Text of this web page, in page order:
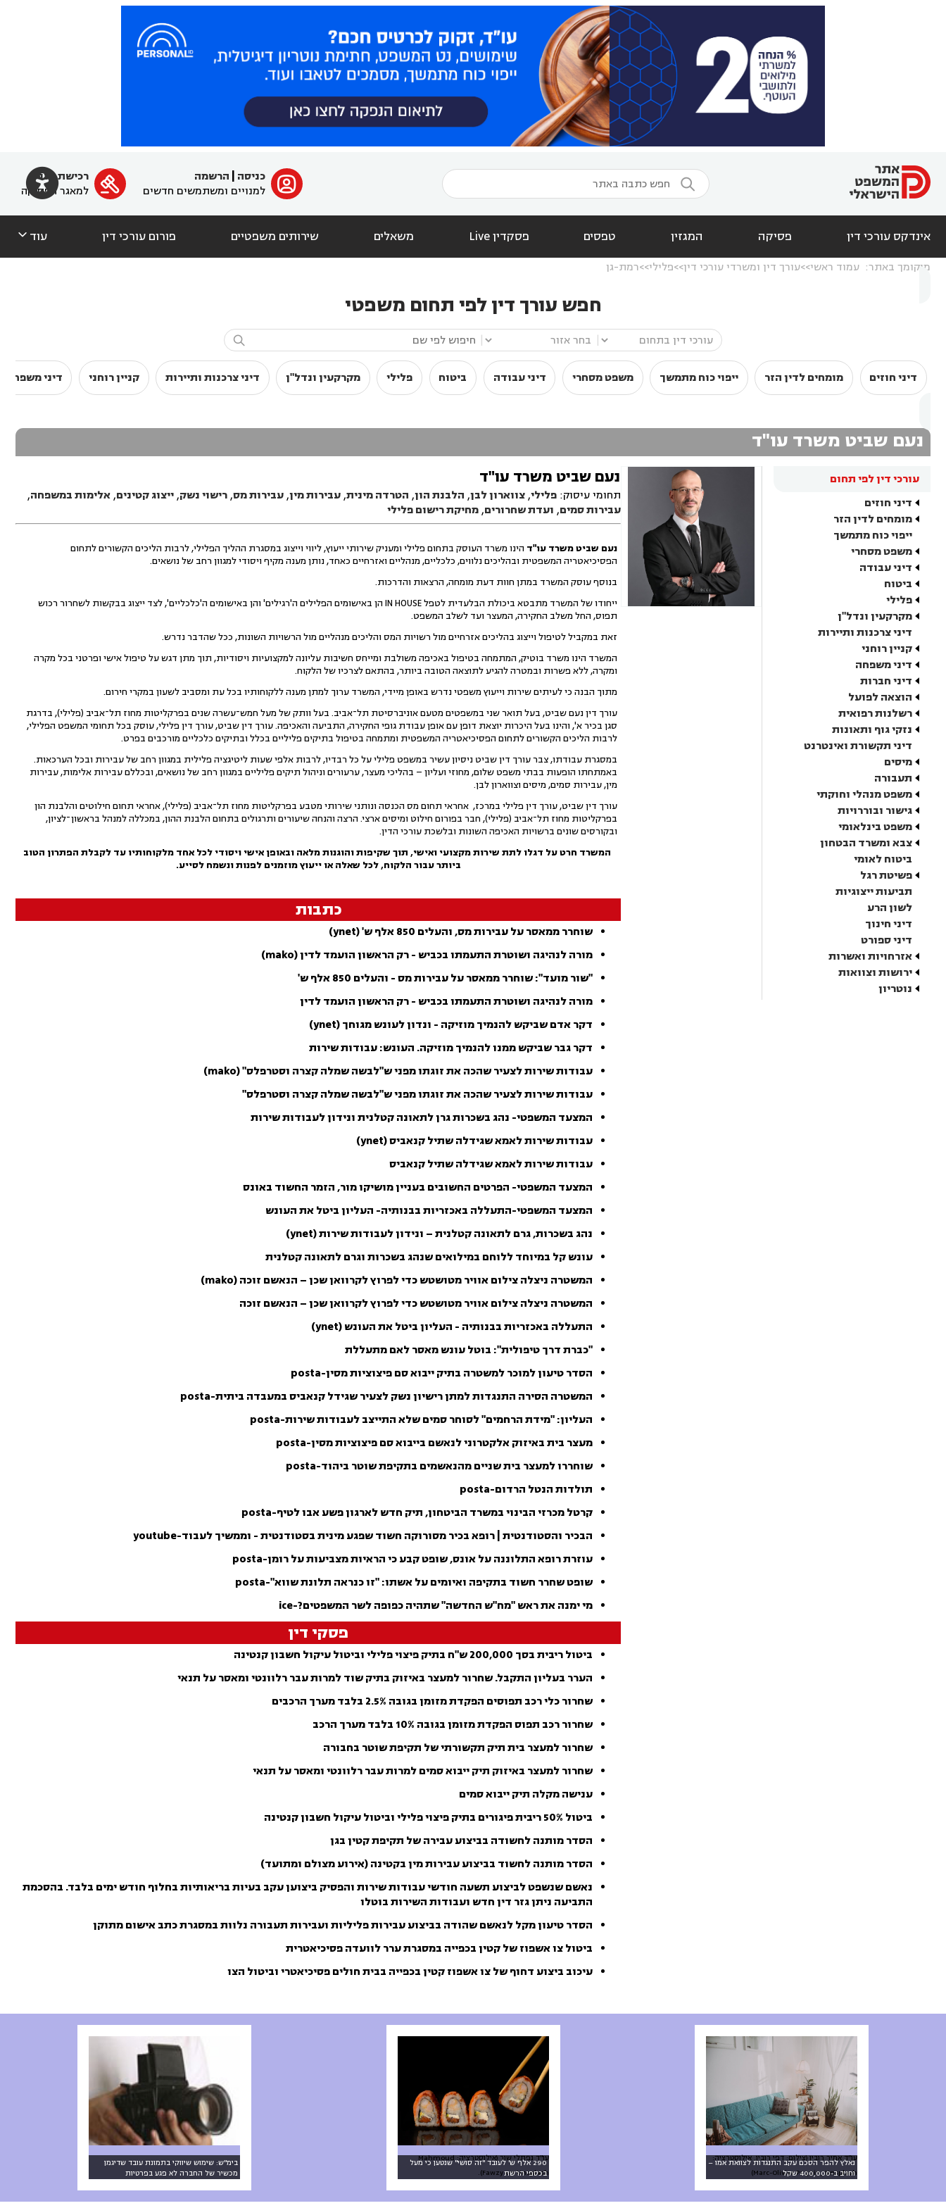
  ﱐ כניסה
הרשמה
למנויים ומשתמשים חדשים

רכישת מנוי
למאגר הפסיקה
אינדקס עורכי דין פסיקה המגזין טפסים פסקדין Live משאלים שירותים משפטיים פורום עורכי דין עוד 
מיקומך באתר: עמוד ראשי עורך דין ומשרדי עורכי דין פלילי רמת-גן
חפש עורך דין לפי תחום משפטי

דיני חוזים מומחים לדין הזר ייפוי כוח מתמשך משפט מסחרי דיני עבודה ביטוח פלילי מקרקעין ונדל"ן דיני צרכנות ותיירות קניין רוחני דיני משפחה
נעם שביט משרד עו"ד
עורכי דין לפי תחום
דיני חוזים
מומחים לדין הזר
ייפוי כוח מתמשך
משפט מסחרי
דיני עבודה
ביטוח
פלילי
מקרקעין ונדל"ן
דיני צרכנות ותיירות
קניין רוחני
דיני משפחה
דיני חברות
הוצאה לפועל
רשלנות רפואית
נזקי גוף ותאונות
דיני תקשורת ואינטרנט
מיסים
תעבורה
משפט מנהלי וחוקתי
גישור ובוררויות
משפט בינלאומי
צבא ומשרד הבטחון
ביטוח לאומי
פשיטת רגל
תביעות ייצוגיות
לשון הרע
דיני חינוך
דיני ספורט
אזרחויות ואשרות
ירושות וצוואות
נוטריון
נעם שביט משרד עו"ד
תחומי עיסוק: פלילי,צווארון לבן, הלבנת הון, הטרדה מינית,עבירות מין,עבירות מס,רישוי נשק,ייצוג קטינים,אלימות במשפחה,
עבירות סמים, ועדת שחרורים,מחיקת רישום פלילי
נעם שביט משרד עו"ד הינו משרד העוסק בתחום פלילי ומעניק שירותי ייעוץ, ליווי וייצוג במסגרת ההליך הפלילי, לרבות הליכים הקשורים לתחום
הפסיכיאטריה המשפטית ובהליכים נלווים, כלכליים, מנהליים ואזרחיים כאחד, נותן מענה מקיף ויסודי למגוון רחב של נושאים.
בנוסף עוסק המשרד במתן חוות דעת מומחה, הרצאות והדרכות.
ייחודו של המשרד מתבטא ביכולת הבלעדית לטפל IN HOUSE הן באישומים הפלילים ה'רגילים' והן באישומים ה'כלכליים', לצד ייצוג בבקשות לשחרור רכוש
תפוס, החל משלב החקירה, המעצר ועד לשלב המשפט.
זאת במקביל לטיפול וייצוג בהליכים אזרחיים מול רשויות המס והליכים מנהליים מול הרשויות השונות, ככל שהדבר נדרש.
המשרד הינו משרד בוטיק, המתמחה בטיפול באכיפה משולבת ומייחס חשיבות עליונה למקצועיות ויסודיות, תוך מתן דגש על טיפול אישי ופרטני בכל מקרה
ומקרה, ללא פשרות ובמטרה להגיע לתוצאה הטובה ביותר, בהתאם לצרכיו של הלקוח.
מתוך הבנה כי לעיתים שירות וייעוץ משפטי נדרש באופן מיידי, המשרד ערוך למתן מענה ללקוחותיו בכל עת ומסביב לשעון במקרי חירום.
עורך דין נעם שביט, בעל תואר שני במשפטים מטעם אוניברסיטת תל־אביב. בעל וותק של מעל חמש־עשרה שנים בפרקליטות מחוז תל־אביב (פלילי), בדרגת
סגן בכיר א', והינו בעל היכרות יוצאת דופן עם אופן עבודת גופי החקירה, התביעה והאכיפה. עורך דין שביט, עורך דין פלילי, עוסק בכל תחומי המשפט הפלילי,
לרבות הליכים הקשורים לתחום הפסיכיאטריה המשפטית ומתמחה בטיפול בתיקים פליליים בכלל ובתיקים כלכליים מורכבים בפרט.
במסגרת עבודתו, צבר עורך דין שביט ניסיון עשיר במשפט פלילי על כל רבדיו, לרבות אלפי שעות ליטיגציה פלילית במגוון רחב של עבירות ובכל הערכאות.
באמתחתו הופעות בבתי משפט שלום, מחוזי ועליון – בהליכי מעצר, ערעורים וניהול תיקים פליליים במגוון רחב של נושאים, ובכללם עבירות אלימות, עבירות
מין, עבירות סמים, מיסים וצווארון לבן.
עורך דין שביט, עורך דין פלילי במרכז, אחראי תחום מס הכנסה ונותני שירותי מטבע בפרקליטות מחוז תל־אביב (פלילי), אחראי תחום חילוטים והלבנת הון
בפרקליטות מחוז תל־אביב (פלילי), חבר בפורום חילוט ומיסים ארצי. הרצה והנחה שיעורים ותרגולים בתחום הלבנת ההון, במכללה למנהל בראשון־לציון,
ובקורסים שונים ברשויות האכיפה השונות ובלשכת עורכי הדין.
המשרד חרט על דגלו לתת שירות מקצועי ואישי, תוך שקיפות והוגנות מלאה ובאופן אישי ויסודי לכל אחד מלקוחותיו עד לקבלת הפתרון הטוב
ביותר עבור הלקוח, לכל שאלה או ייעוץ מוזמנים לפנות ונשמח לסייע.
כתבות
שוחרר ממאסר על עבירות מס, והעלים 850 אלף ש' (ynet)
מורה לנהיגה ושוטרת התעמתו בכביש - רק הראשון הועמד לדין (mako)
"שור מועד": שוחרר ממאסר על עבירות מס - והעלים 850 אלף ש'
מורה לנהיגה ושוטרת התעמתו בכביש - רק הראשון הועמד לדין
דקר אדם שביקש להנמיך מוזיקה - ונדון לעונש מגוחך (ynet)
דקר גבר שביקש ממנו להנמיך מוזיקה. העונש: עבודות שירות
עבודות שירות לצעיר שהכה את זוגתו מפני ש"לבשה שמלה קצרה וסטרפלס" (mako)
עבודות שירות לצעיר שהכה את זוגתו מפני ש"לבשה שמלה קצרה וסטרפלס"
המצעד המשפטי- נהג בשכרות גרן לתאונה קטלנית ונידון לעבודות שירות
עבודות שירות לאמא שגידלה שתיל קנאביס (ynet)
עבודות שירות לאמא שגידלה שתיל קנאביס
המצעד המשפטי- הפרטים החשובים בעניין מושיקו מור, הזמר החשוד באונס
המצעד המשפטי-התעללה באכזריות בבנותיה- העליון ביטל את העונש
נהג בשכרות, גרם לתאונה קטלנית – ונידון לעבודות שירות (ynet)
עונש קל במיוחד ללוחם במילואים שנהג בשכרות וגרם לתאונה קטלנית
המשטרה ניצלה צילום אוויר מטושטש כדי לפרוץ לקרוואן שכן – הנאשם זוכה (mako)
המשטרה ניצלה צילום אוויר מטושטש כדי לפרוץ לקרוואן שכן – הנאשם זוכה
התעללה באכזריות בבנותיה - העליון ביטל את העונש (ynet)
"כברת דרך טיפולית": בוטל עונש מאסר לאם מתעללת
הסדר טיעון למוכר למשטרה בתיק ייבוא סם פיצוציות מסין-posta
המשטרה הסירה התנגדות למתן רישיון נשק לצעיר שגידל קנאביס במעבדה ביתית-posta
העליון: "מידת הרחמים" לסוחר סמים שלא התייצב לעבודות שירות-posta
מעצר בית באיזוק אלקטרוני לנאשם בייבוא סם פיצוציות מסין-posta
שוחררו למעצר בית שניים מהנאשמים בתקיפת שוטר ביהוד-posta
תולדות הנטל הרדום-posta
קרטל מכרזי הבינוי במשרד הביטחון, תיק חדש לארגון פשע אבו לטיף-posta
הבכיר והסטודנטית | רופא בכיר מסורוקה חשוד שפגע מינית בסטודנטית - וממשיך לעבוד-youtube
עוזרת רופא התלוננה על אונס, שופט קבע כי הראיות מצביעות על רומן-posta
שופט שחרר חשוד בתקיפה ואיומים על אשתו: "זו כנראה תלונת שווא"-posta
מי ימנה את ראש "מח"ש החדשה" שתהיה כפופה לשר המשפטים?-ice
פסקי דין
ביטול ריבית בסך 200,000 ש"ח בתיק פיצוי פלילי וביטול עיקול חשבון קנטינה
הערר בעליון התקבל. שחרור למעצר באיזוק בתיק שוד למרות עבר רלוונטי ומאסר על תנאי
שחרור כלי רכב תפוסים הפקדת מזומן בגובה 2.5% בלבד מערך הרכבים
שחרור רכב תפוס הפקדת מזומן בגובה 10% בלבד מערך הרכב
שחרור למעצר בית תיק תקשורתי של תקיפת שוטר בחבורה
שחרור למעצר באיזוק תיק ייבוא סמים למרות עבר רלוונטי ומאסר על תנאי
ענישה מקלה תיק ייבוא סמים
ביטול 50% ריבית פיגורים בתיק פיצוי פלילי וביטול עיקול חשבון קנטינה
הסדר מותנה לחשודה בביצוע עבירה של תקיפת קטין בגן
הסדר מותנה לחשוד בביצוע עבירות מין בקטינה (אירוע מצולם ומתועד)
נאשם שנשפט לביצוע תשעה חודשי עבודות שירות והפסיק ביצוען עקב בעיות בריאותיות בחלוף חודש ימים בלבד. בהסכמת
התביעה ניתן גזר דין חדש ועבודות השירות בוטלו
הסדר טיעון מקל לנאשם שהודה בביצוע עבירות פליליות ועבירות תעבורה נלוות במסגרת כתב אישום מתוקן
ביטול צו אשפוז של קטין בכפייה במסגרת ערר לוועדה פסיכיאטרית
עיכוב ביצוע דחוף של צו אשפוז קטין בכפייה בבית חולים פסיכיאטרי וביטול הצו
נאלץ להפר הסכם עקב התנגדות לצוואת אמו –
וחויב ב-400,000 שקל
עו״ד אמיר רובין (צילום: דפי רובין, אילוסטרציה:
Marc-Olivier Paquin, Unsplash)
290 אלף ש' לעובד "זה סושי" שנטען כי מעל
בכספי הרשת
עו"ד נפתלי שור (אילוסטרציה: Mahmoud
Fawzy on Unsplash).
בימ"ש: שימוש שיווקי בתמונת עובד שדיגמן
מכשיר של החברה לא פגע בפרטיות